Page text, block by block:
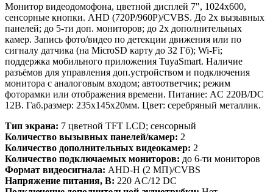
Монитор видеодомофона, цветной дисплей 7", 1024х600,
сенсорные кнопки. AHD (720P/960P)/CVBS. До 2х вызывных
панелей; до 5-ти доп. мониторов; до 2х дополнительных
камер. Запись фото/видео по детекции движения или по
сигналу датчика (на MicroSD карту до 32 Гб); Wi-Fi;
поддержка мобильного приложения TuyaSmart. Наличие
разъёмов для управления доп.устройством и подключения
монитора с аналоговым входом; автоответчик; режим
фоторамки или отображения времени. Питание: AC 220В/DC
12В. Габ.размер: 235х145х20мм. Цвет: серебряный металлик.
Тип экрана: 7 цветной TFT LCD; сенсорный
Количество вызывных панелей/камер: 2
Количество дополнительных видеокамер: 2
Количество подключаемых мониторов: до 6-ти мониторов
Формат видеосигнала: AHD-H (2 МП)/CVBS
Напряжение питания, В: 220 AC/12 DC